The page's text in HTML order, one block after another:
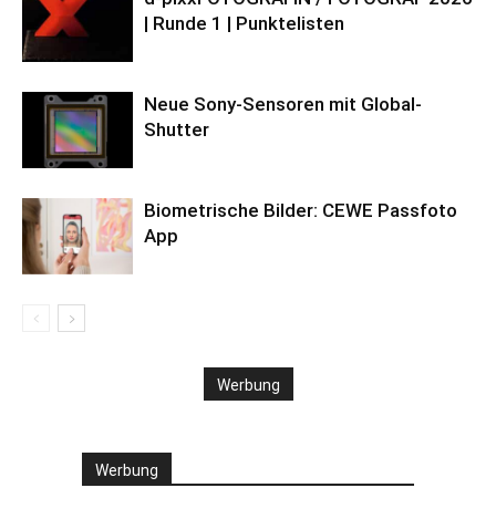
| Runde 1 | Punktelisten
Neue Sony-Sensoren mit Global-
Shutter
Biometrische Bilder: CEWE Passfoto
App
Werbung
Werbung